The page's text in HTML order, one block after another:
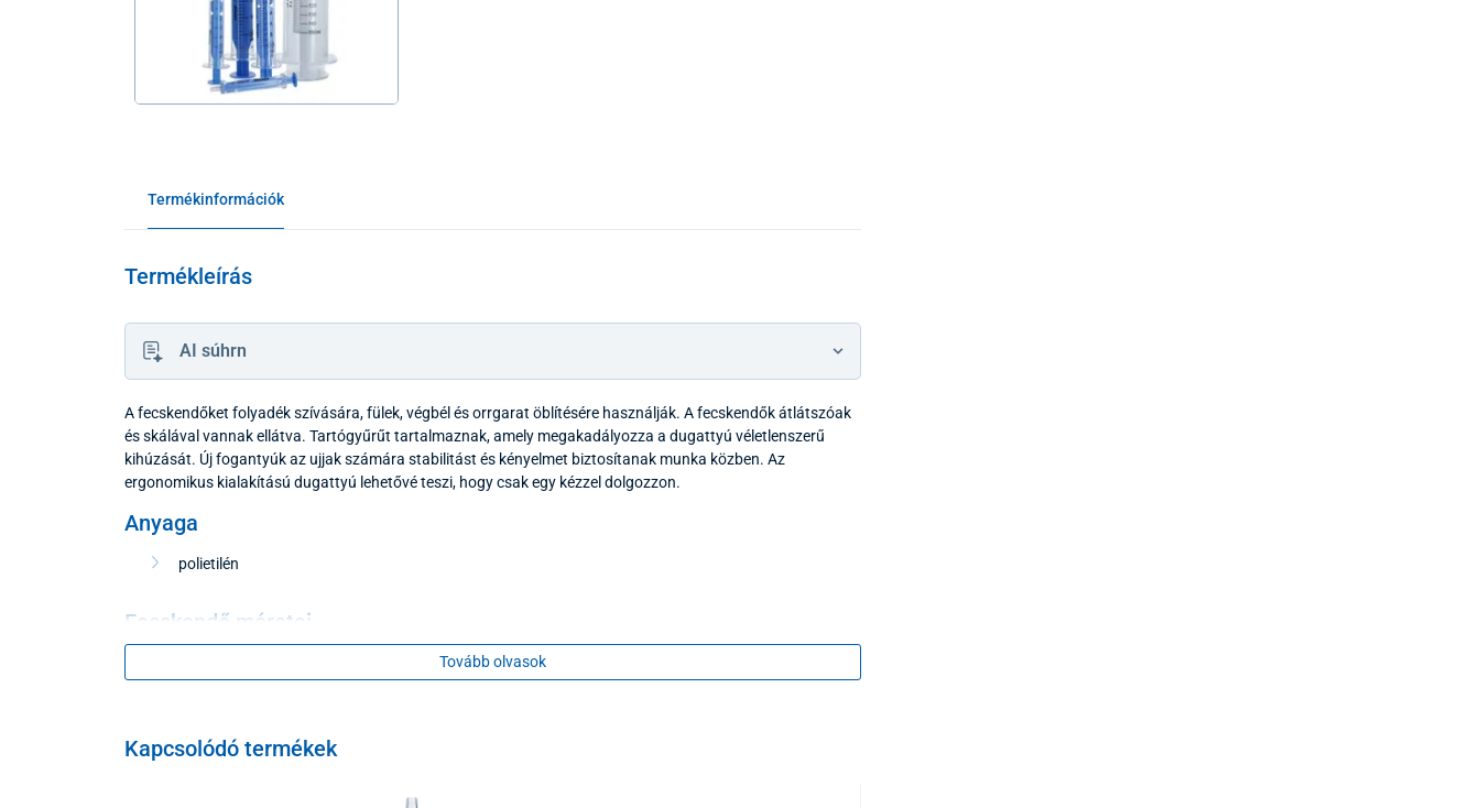
Termékinformációk
Termékleírás
AI súhrn
A fecskendőket folyadék szívására, fülek, végbél és orrgarat öblítésére használják. A fecskendők átlátszóak
és skálával vannak ellátva. Tartógyűrűt tartalmaznak, amely megakadályozza a dugattyú véletlenszerű
kihúzását. Új fogantyúk az ujjak számára stabilitást és kényelmet biztosítanak munka közben. Az
ergonomikus kialakítású dugattyú lehetővé teszi, hogy csak egy kézzel dolgozzon.
Anyaga
polietilén
Fecskendő méretei
Színváltozat az aktuális raktárállapot alapján.
Tovább olvasok
Kapcsolódó termékek